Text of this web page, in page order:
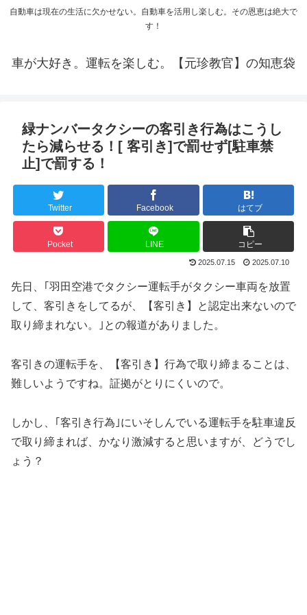
自動車は現在の生活に欠かせない。自動車を活用し楽しむ。その恩恵は絶大で
す！
車が大好き。運転を楽しむ。【元珍教官】の知恵袋
緑ナンバータクシーの客引き行為はこうし
たら減らせる！[ 客引き]で罰せず[駐車禁
止]で罰する！
Twitter Facebook はてブ
Pocket LINE コピー
2025.07.15 2025.07.10
先日、｢羽田空港でタクシー運転手がタクシー車両を放置
して、客引きをしてるが、【客引き】と認定出来ないので
取り締まれない。｣との報道がありました。
客引きの運転手を、【客引き】行為で取り締まることは、
難しいようですね。証拠がとりにくいので。
しかし、｢客引き行為｣にいそしんでいる運転手を駐車違反
で取り締まれば、かなり激減すると思いますが、どうでし
ょう？